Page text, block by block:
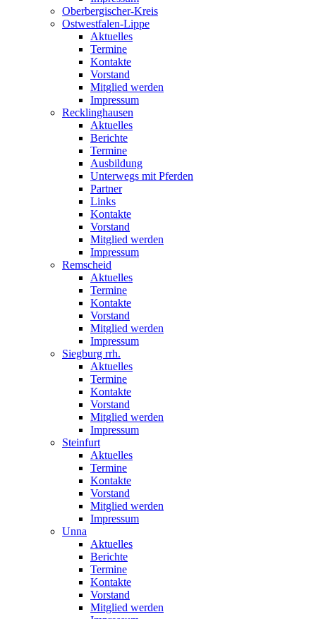
Oberbergischer-Kreis
Ostwestfalen-Lippe
Aktuelles
Termine
Kontakte
Vorstand
Mitglied werden
Impressum
Recklinghausen
Aktuelles
Berichte
Termine
Ausbildung
Unterwegs mit Pferden
Partner
Links
Kontakte
Vorstand
Mitglied werden
Impressum
Remscheid
Aktuelles
Termine
Kontakte
Vorstand
Mitglied werden
Impressum
Siegburg rrh.
Aktuelles
Termine
Kontakte
Vorstand
Mitglied werden
Impressum
Steinfurt
Aktuelles
Termine
Kontakte
Vorstand
Mitglied werden
Impressum
Unna
Aktuelles
Berichte
Termine
Kontakte
Vorstand
Mitglied werden